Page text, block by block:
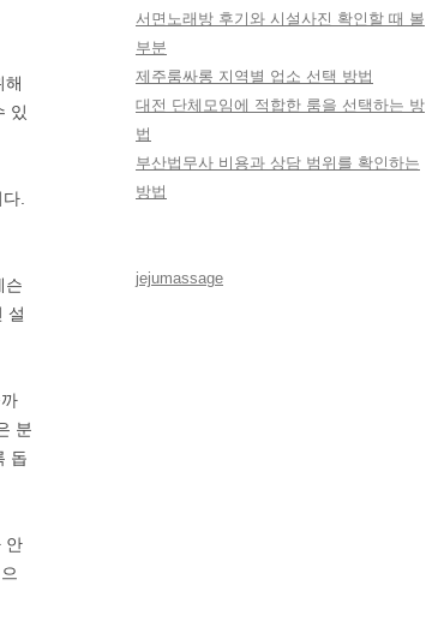
해
있
.
슨
설
분
돕
안
서면노래방 후기와 시설사진 확인할 때 볼
부분
제주룸싸롱 지역별 업소 선택 방법
대전 단체모임에 적합한 룸을 선택하는 방
법
부산법무사 비용과 상담 범위를 확인하는
방법
jejumassage